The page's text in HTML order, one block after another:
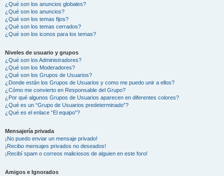
¿Qué son los anuncios globales?
¿Qué son los anuncios?
¿Qué son los temas fijos?
¿Qué son los temas cerrados?
¿Qué son los iconos para los temas?
Niveles de usuario y grupos
¿Qué son los Administradores?
¿Qué son los Moderadores?
¿Qué son los Grupos de Usuarios?
¿Donde están los Grupos de Usuarios y como me puedo unir a ellos?
¿Cómo me convierto en Responsable del Grupo?
¿Por qué algunos Grupos de Usuarios aparecen en diferentes colores?
¿Qué es un “Grupo de Usuarios predeterminado”?
¿Qué es el enlace “El equipo”?
Mensajería privada
¡No puedo enviar un mensaje privado!
¡Recibo mensajes privados no deseados!
¡Recibí spam o correos maliciosos de alguien en este foro!
Amigos e Ignorados